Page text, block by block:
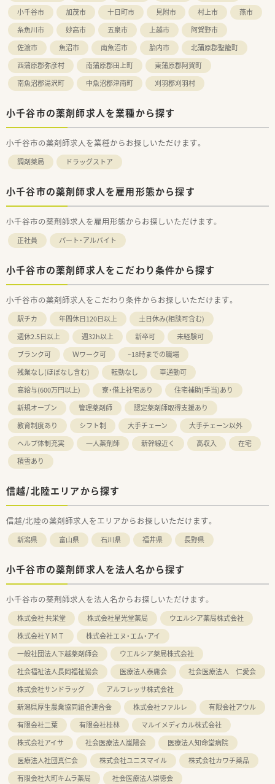
応援体制が整っているので、人数が少ない薬局に配属でも安心し
て勤務ができる環境です。
有給取得平均10.4日の為、有給休暇も取得しやすい会社です。ま
た、年に1回1週間程度リフレッシュ休暇制度を設けており、全店
休憩室を完備しています。
社員割引購入制度、リフレッシュ休暇に会社都合での転勤の場
合、家賃補助や遠隔地手当も付き、安心して就業できます（規定
あり）
小千谷市 加茂市 十日町市 見附市 村上市
燕市
糸魚川市
妙高市 五泉市 上越市
阿賀野市
佐渡市
魚沼市 南魚沼市 胎内市
北蒲原郡聖籠町
西蒲原郡弥彦村
南蒲原郡田上町
東蒲原郡阿賀町
南魚沼郡湯沢町
中魚沼郡津南町 刈羽郡刈羽村
小千谷市の薬剤師求人を業種から探す
小千谷市の薬剤師求人を業種からお探しいただけます。
調剤薬局 ドラッグストア
小千谷市の薬剤師求人を雇用形態から探す
小千谷市の薬剤師求人を雇用形態からお探しいただけます。
正社員 パート・アルバイト
小千谷市の薬剤師求人をこだわり条件から探す
小千谷市の薬剤師求人をこだわり条件からお探しいただけます。
駅チカ 年間休日120日以上
土日休み(相談可含む)
週休2.5日以上
週32h以上 新卒可
未経験可
ブランク可
Ｗワーク可
~18時までの職場
残業なし(ほぼなし含む)
転勤なし
車通勤可
高給与(600万円以上)
寮・借上社宅あり
住宅補助(手当)あり
新規オープン
管理薬剤師
認定薬剤師取得支援あり
教育制度あり
シフト制 大手チェーン
大手チェーン以外
ヘルプ体制充実
一人薬剤師 新幹線近く 高収入
在宅
積雪あり
信越/北陸エリアから探す
信越/北陸の薬剤師求人をエリアからお探しいただけます。
新潟県 富山県 石川県 福井県 長野県
小千谷市の薬剤師求人を法人名から探す
小千谷市の薬剤師求人を法人名からお探しいただけます。
株式会社 共栄堂 株式会社星光堂薬局
ウエルシア薬局株式会社
株式会社ＹＭＴ
株式会社エヌ・エム・アイ
一般社団法人下越薬剤師会
ウエルシア薬局株式会社
社会福祉法人長岡福祉協会
医療法人泰庸会
社会医療法人 仁愛会
株式会社サンドラッグ
アルフレッサ株式会社
新潟県厚生農業協同組合連合会
株式会社ファルレ
有限会社アウル
有限会社二葉
有限会社桂林
マルイメディカル株式会社
株式会社アイサ
社会医療法人嵐陽会
医療法人知命堂病院
医療法人社団真仁会
株式会社ユニスマイル
株式会社カワチ薬品
有限会社大町キムラ薬局
社会医療法人崇徳会